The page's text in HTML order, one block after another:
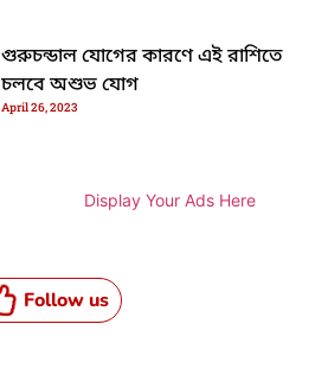
গুরুচন্ডাল যোগের কারণে এই রাশিতে
চলবে অশুভ যোগ
April 26, 2023
Display Your Ads Here
Follow us